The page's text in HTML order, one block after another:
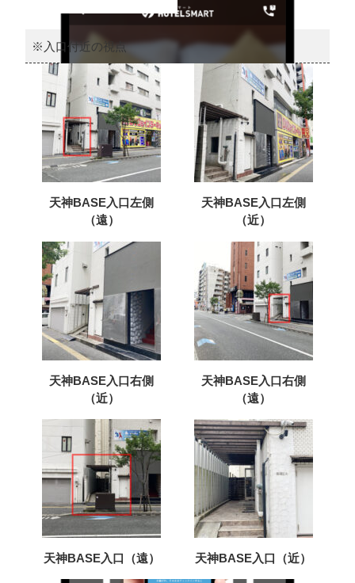
チェックイン方法の選択
※入口付近の視点
天神BASE入口左側
（遠）
天神BASE入口左側
（近）
天神BASE入口右側
（近）
天神BASE入口右側
（遠）
天神BASE入口（遠） 天神BASE入口（近）